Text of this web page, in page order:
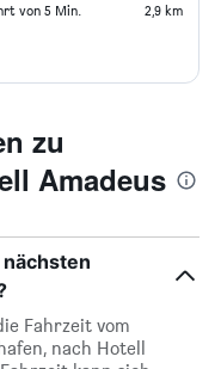
von 5 Min. 2,9 km
zu
Amadeus
Fahrzeit vom
nach Hotell